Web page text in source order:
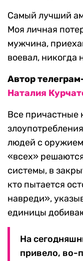
Самый лучший
Моя личная
мужчина,
воевал, никогда
Автор
Наталия
Все причастные
людей с
«всех»
системы, в
кто пытается
навреди»,
единицы
На
привело, во-